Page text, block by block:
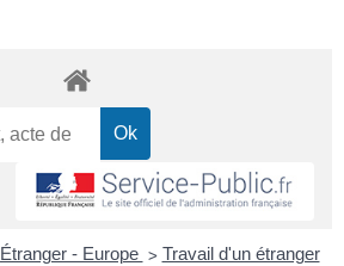
Étranger - Europe > Travail d'un étranger